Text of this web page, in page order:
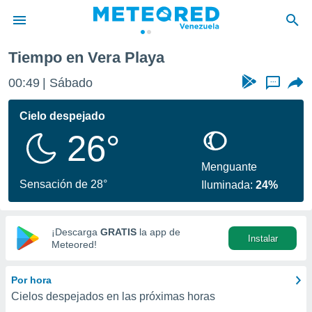
de
ha
calidad.
a este
las
y
digital
basada
Tiempo en Vera Playa
00:49 Sábado ...
Cielo despejado
26°
Sensación de 28°
Menguante
Iluminada:24%
¡Descarga GRATIS la app de
Meteored!
Instalar
Por hora
Cielos despejados en las próximas horas